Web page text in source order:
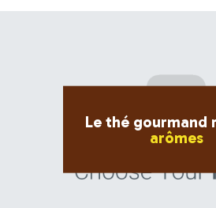
Le thé gourmand
arômes